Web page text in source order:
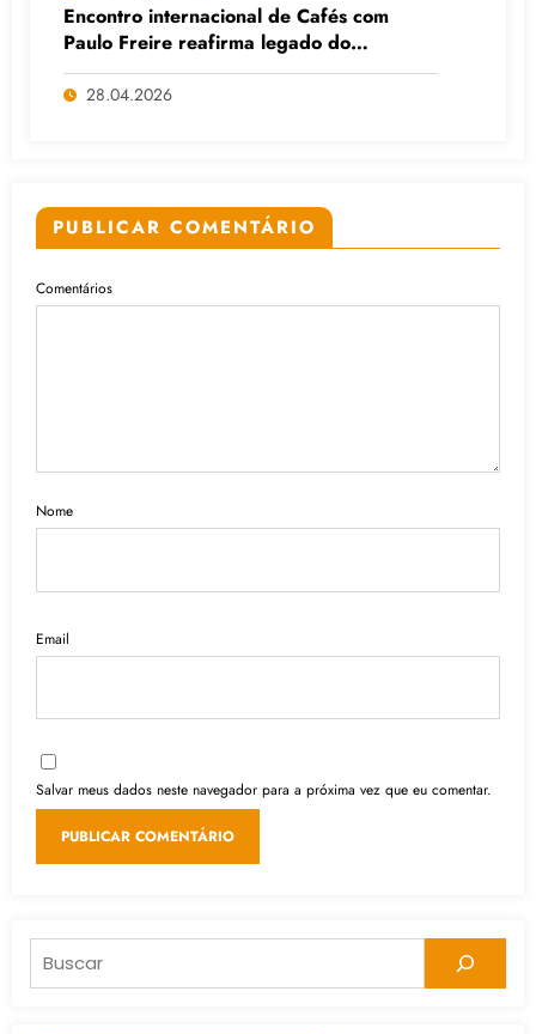
Encontro internacional de Cafés com
Paulo Freire reafirma legado do
educador popular
28.04.2026
PUBLICAR COMENTÁRIO
Comentários
Nome
Email
Salvar meus dados neste navegador para a próxima vez que eu comentar.
Pesquisar